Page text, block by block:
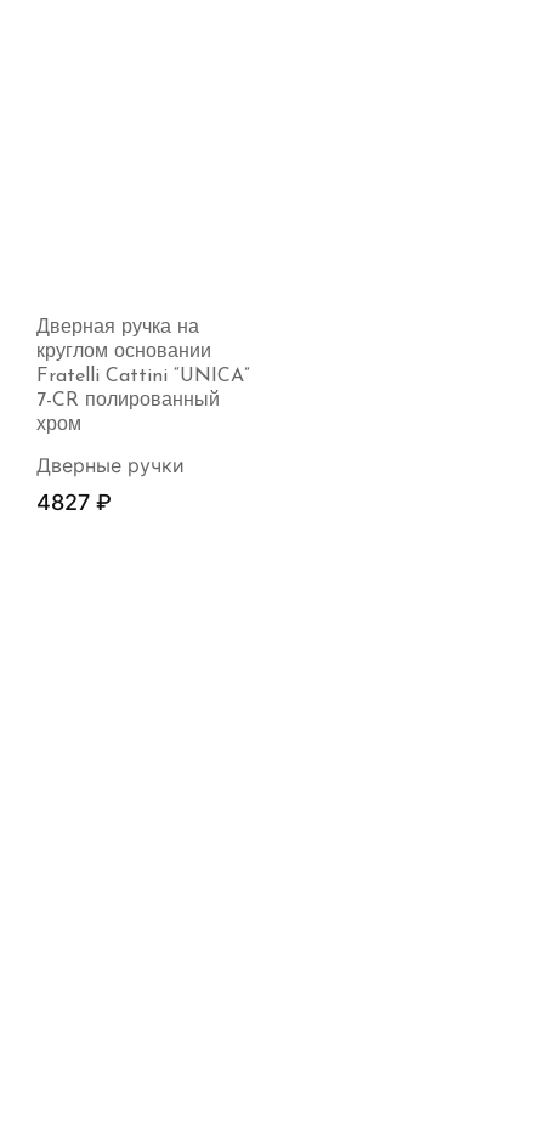
Дверная ручка на
круглом основании
Fratelli Cattini “UNICA”
7-CR полированный
хром
Дверные ручки
4827 ₽